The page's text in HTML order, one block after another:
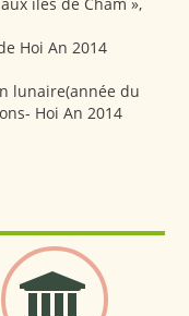
Hoi An 2014
lunaire(année du
Hoi An 2014